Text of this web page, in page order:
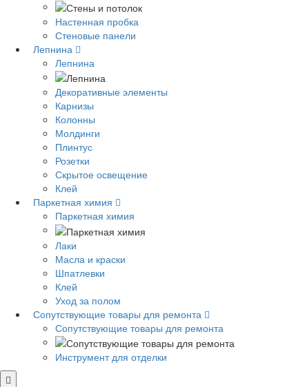
Настенная пробка
Стеновые панели
Лепнина
Лепнина
Декоративные элементы
Карнизы
Колонны
Молдинги
Плинтус
Розетки
Скрытое освещение
Клей
Паркетная химия
Паркетная химия
Лаки
Масла и краски
Шпатлевки
Клей
Уход за полом
Сопутствующие товары для ремонта
Сопутствующие товары для ремонта
Инструмент для отделки